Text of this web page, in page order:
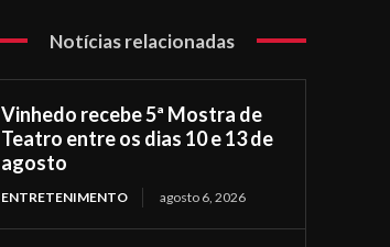
Notícias relacionadas
Vinhedo recebe 5ª Mostra de
Teatro entre os dias 10 e 13 de
agosto
ENTRETENIMENTO agosto 6, 2026